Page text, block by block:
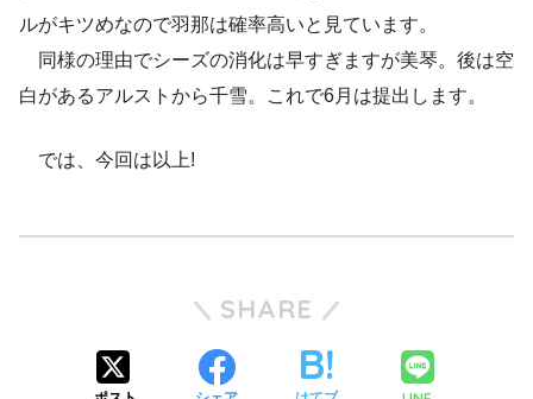
ルがキツめなので羽那は確率高いと見ています。
同様の理由でシーズの消化は早すぎますが美琴。後は空
白があるアルストから千雪。これで6月は提出します。
では、今回は以上!
SHARE